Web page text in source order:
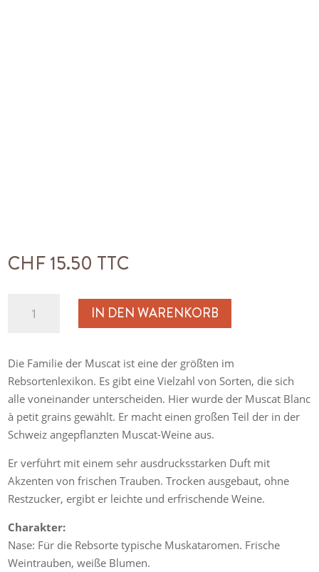
CHF15.50 TTC
trocken
IN DEN WARENKORB
Die Familie der Muscat ist eine der größten im
Rebsortenlexikon. Es gibt eine Vielzahl von Sorten, die sich
alle voneinander unterscheiden. Hier wurde der Muscat Blanc
à petit grains gewählt. Er macht einen großen Teil der in der
Schweiz angepflanzten Muscat-Weine aus.
Er verführt mit einem sehr ausdrucksstarken Duft mit
Akzenten von frischen Trauben. Trocken ausgebaut, ohne
Restzucker, ergibt er leichte und erfrischende Weine.
Charakter:
Nase: Für die Rebsorte typische Muskataromen. Frische
Weintrauben, weiße Blumen.